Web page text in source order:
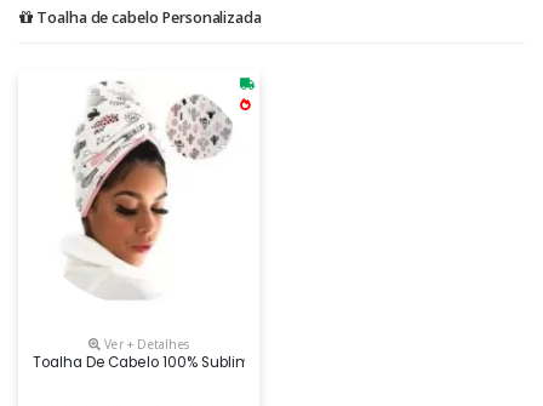
Toalha de cabelo Personalizada
Ver + Detalhes
Toalha De Cabelo 100% Sublimada A Toalha De Cabelo